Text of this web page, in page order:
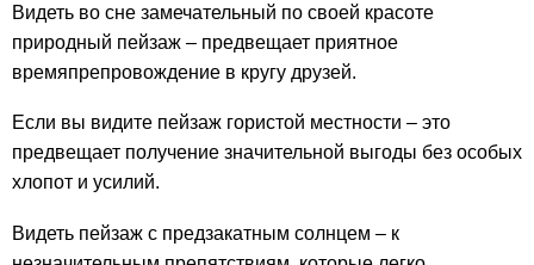
Видеть во сне замечательный по своей красоте
природный пейзаж – предвещает приятное
времяпрепровождение в кругу друзей.
Если вы видите пейзаж гористой местности – это
предвещает получение значительной выгоды без особых
хлопот и усилий.
Видеть пейзаж с предзакатным солнцем – к